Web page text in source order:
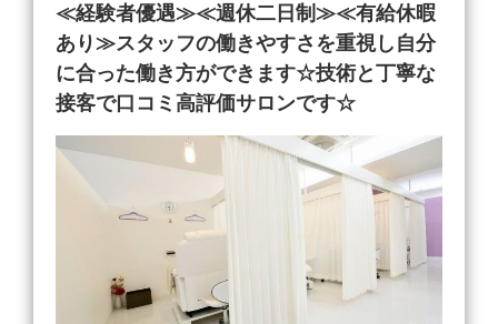
≪経験者優遇≫≪週休二日制≫≪有給休暇
あり≫スタッフの働きやすさを重視し自分
に合った働き方ができます☆技術と丁寧な
接客で口コミ高評価サロンです☆